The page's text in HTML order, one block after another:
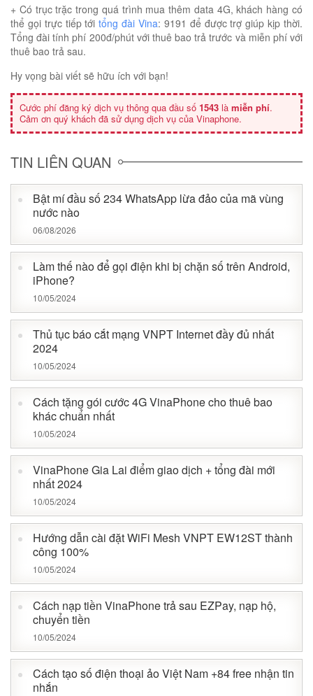
+ Có trục trặc trong quá trình mua thêm data 4G, khách hàng có
thể gọi trực tiếp tớitổng đài Vina: 9191 để được trợ giúp kịp thời.
Tổng đài tính phí 200đ/phút với thuê bao trả trước và miễn phí với
thuê bao trả sau.
Hy vọng bài viết sẽ hữu ích với bạn!
Cước phí đăng ký dịch vụ thông qua đầu số 1543 là miễn phí.
Cảm ơn quý khách đã sử dụng dịch vụ của Vinaphone.
TIN LIÊN QUAN
Bật mí đầu số 234 WhatsApp lừa đảo của mã vùng
nước nào
06/08/2026
Làm thế nào để gọi điện khi bị chặn số trên Android,
iPhone?
10/05/2024
Thủ tục báo cắt mạng VNPT Internet đầy đủ nhất
2024
10/05/2024
Cách tặng gói cước 4G VinaPhone cho thuê bao
khác chuẩn nhất
10/05/2024
VinaPhone Gia Lai điểm giao dịch + tổng đài mới
nhất 2024
10/05/2024
Hướng dẫn cài đặt WiFi Mesh VNPT EW12ST thành
công 100%
10/05/2024
Cách nạp tiền VinaPhone trả sau EZPay, nạp hộ,
chuyển tiền
10/05/2024
Cách tạo số điện thoại ảo Việt Nam +84 free nhận tin
nhắn